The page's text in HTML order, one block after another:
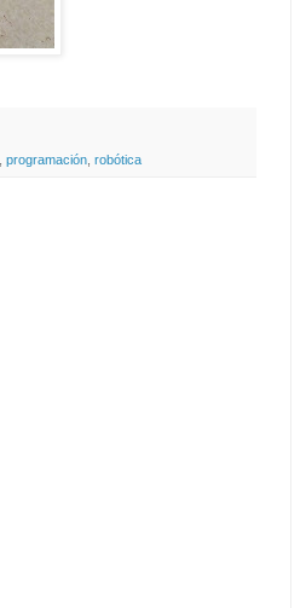
programación robótica